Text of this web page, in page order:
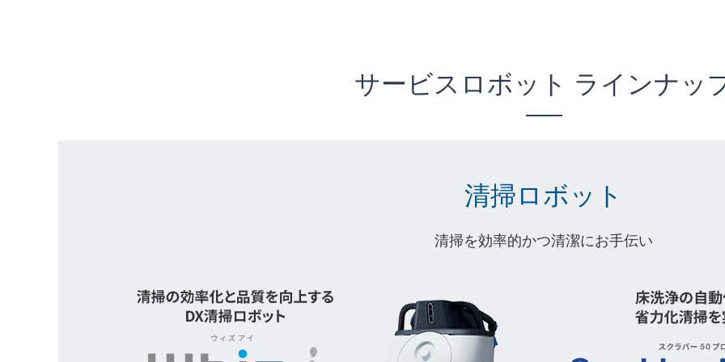
サービスロボット ラインナッ
清掃ロボット
清掃を効率的かつ清潔にお手伝い